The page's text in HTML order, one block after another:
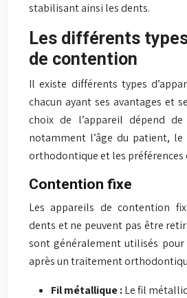
stabilisant ainsi les dents.
Les différents
de contention
Il existe différents types
chacun ayant ses avantages et
choix de l’appareil dépend de
notamment l’âge du patient,
orthodontique et les préférences
Contention fixe
Les appareils de contention
dents et ne peuvent pas être
sont généralement utilisés
après un traitement
Fil métallique :Le fil